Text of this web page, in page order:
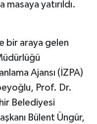
yatırıldı.
bir araya gelen
Ajansı (İZPA)
Prof. Dr.
Belediyesi
Bülent Üngür,